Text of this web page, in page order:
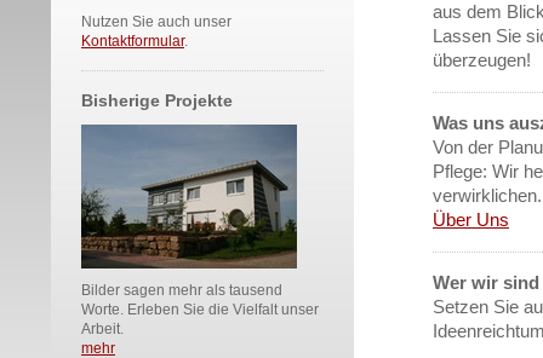
Nutzen Sie auch unser
Kontaktformular.
Bisherige Projekte
Bilder sagen mehr als tausend
Worte. Erleben Sie die Vielfalt unser
Arbeit.
mehr
aus dem
Lassen Sie
überzeugen!
Was uns
Von der
Pflege: Wir
verwirklichen.
Über Uns
Wer wir sind
Setzen Sie